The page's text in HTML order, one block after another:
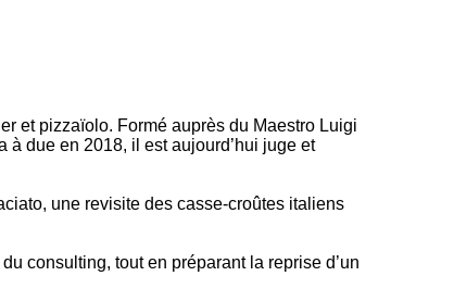
et pizzaïolo. Formé auprès du Maestro Luigi
due en 2018, il est aujourd’hui juge et
une revisite des casse-croûtes italiens
consulting, tout en préparant la reprise d’un